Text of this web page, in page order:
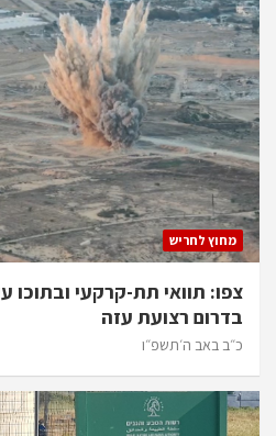
מחוץ לחריש
צפו: תוואי תת-קרקעי
בדרום רצועת עזה
כ״ב באב ה׳תשפ״ו